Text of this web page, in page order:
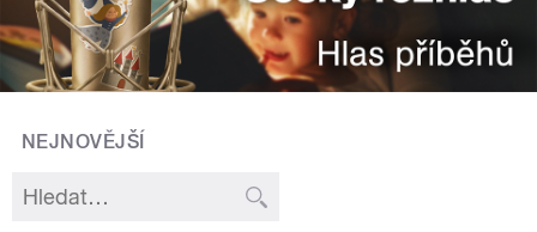
NEJNOVĚJŠÍ